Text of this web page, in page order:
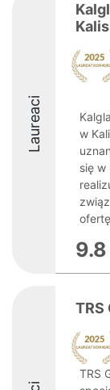
Laureaci
w
się w
9.8
TRS
TRS